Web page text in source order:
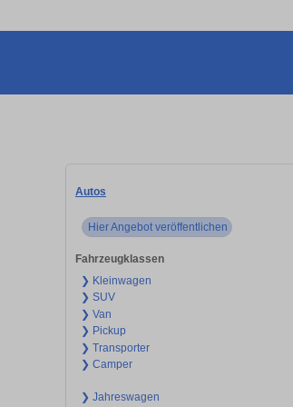
Autos
Hier Angebot veröffentlichen
Fahrzeugklassen
❯ Kleinwagen
❯ SUV
❯ Van
❯ Pickup
❯ Transporter
❯ Camper
❯ Jahreswagen